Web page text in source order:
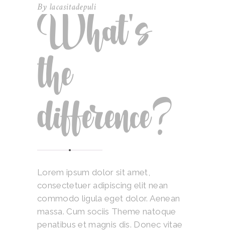
By lacasitadepuli
What’s
the
difference?
Lorem ipsum dolor sit amet,
consectetuer adipiscing elit nean
commodo ligula eget dolor. Aenean
massa. Cum sociis Theme natoque
penatibus et magnis dis. Donec vitae